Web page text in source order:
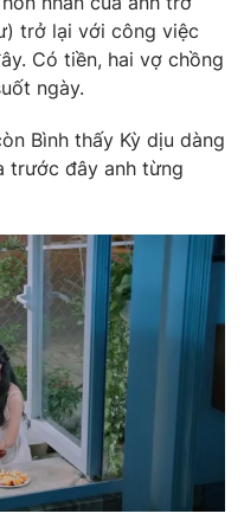
trở lại với công việc
Có tiền, hai vợ chồng
ngày.
Bình thấy Kỳ dịu dàng
trước đây anh từng